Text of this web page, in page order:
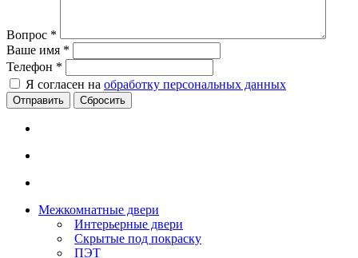
Вопрос *
Ваше имя *
Телефон *
Я согласен на обработку персональных данных
Сбросить
Межкомнатные двери
Интерьерные двери
Скрытые под покраску
ПЭТ